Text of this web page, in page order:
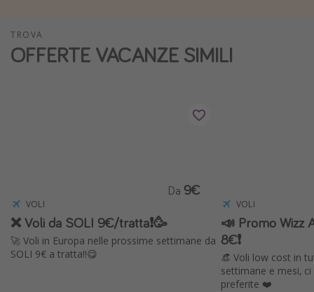
Vacanze di Pasqua 2026
Last minute capodanno
Calendario di viaggio
Festività del 2026
Città più visitate
TROVA
OFFERTE VACANZE SIMILI
VOLI
❌ Voli da SOLI 9€/tratta❗️🥳
🚀 Voli in Europa nelle prossime settimane da
SOLI 9€ a tratta!!😋
Da 9€
VOLI
📣 Promo Wizz
8€❗️
👒 Voli low cost in
settimane e mesi,
preferite ❤️